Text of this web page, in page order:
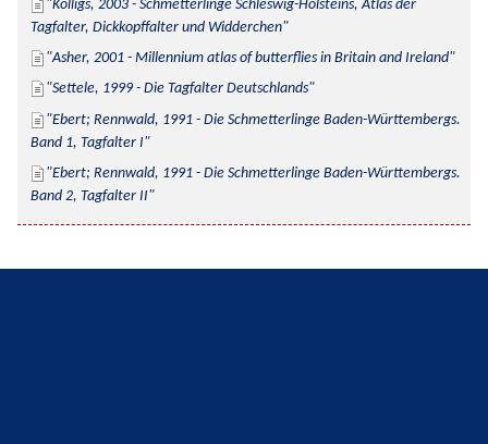
Kolligs, 2003 - Schmetterlinge Schleswig-Holsteins, Atlas der
Tagfalter, Dickkopffalter und Widderchen
Asher, 2001 - Millennium atlas of butterflies in Britain and Ireland
Settele, 1999 - Die Tagfalter Deutschlands
Ebert; Rennwald, 1991 - Die Schmetterlinge Baden-Württembergs.
Band 1, Tagfalter I
Ebert; Rennwald, 1991 - Die Schmetterlinge Baden-Württembergs.
Band 2, Tagfalter II